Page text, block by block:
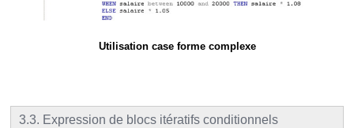
Utilisation case forme complexe
3.3. Expression de blocs itératifs conditionnels